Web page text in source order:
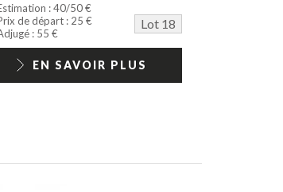
: 40/50 €
de départ : 25 €
Lot 18
: 55 €
EN SAVOIR PLUS